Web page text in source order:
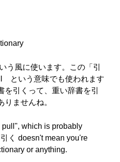
う風に使います。この「引
という意味でも使われます
引くって、重い辞書を引
ませんね。
which is probably
く doesn't mean you're
or anything.